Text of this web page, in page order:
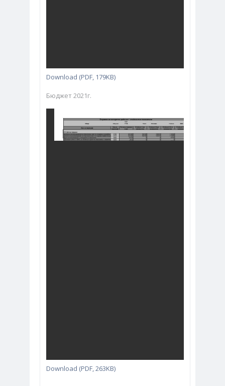
Download (PDF, 179KB)
Бюджет 2021г.
Download (PDF, 263KB)